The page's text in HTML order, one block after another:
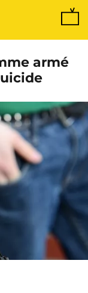
armé